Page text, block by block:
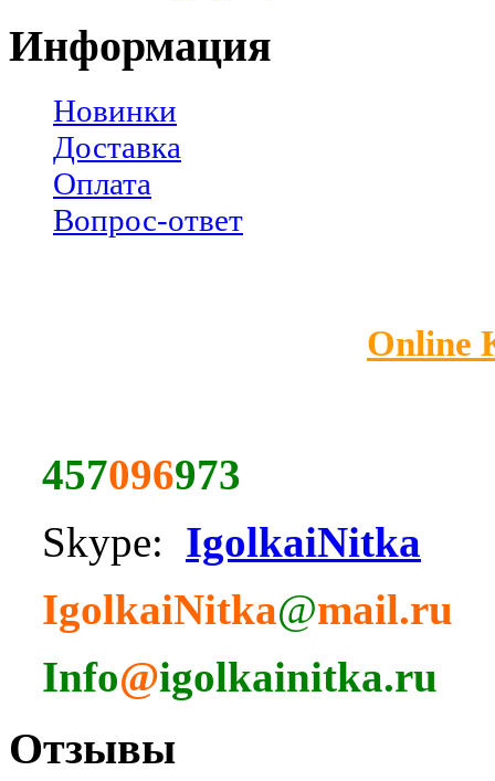
Информация
Новинки
Доставка
Оплата
Вопрос-ответ
Online
457096973
Skype: IgolkaiNitka
IgolkaiNitka@mail.ru
Info@igolkainitka.ru
Отзывы